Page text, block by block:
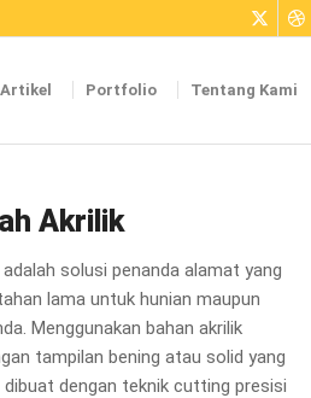
Artikel Portfolio Tentang Kami
Akrilik
solusi penanda alamat yang
lama untuk hunian maupun
Menggunakan bahan akrilik
tampilan bening atau solid yang
dengan teknik cutting presisi